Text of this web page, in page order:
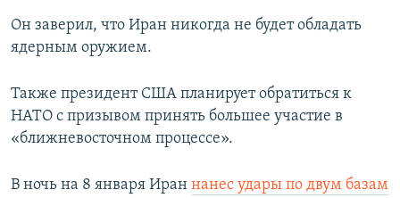
Он заверил, что Иран никогда не будет обладать
ядерным оружием.
Также президент США планирует обратиться к
НАТО с призывом принять большее участие в
«ближневосточном процессе».
В ночь на 8 января Иран нанес удары по двум базам